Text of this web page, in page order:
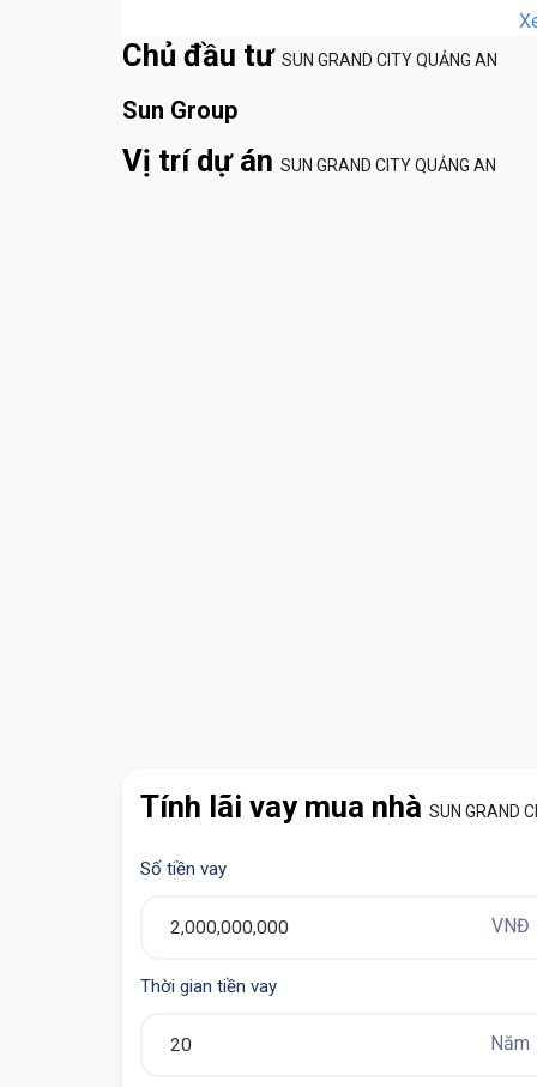
– Nội thất
căn hộ
– Cộng
Chủ đầu tư SUN GRAND CITY QUẢNG AN
Sun Group
Vị trí dự án SUN GRAND CITY QUẢNG AN
Tính lãi vay mua nhà SUN GRAND
Số tiền vay
VNĐ
Thời gian tiền vay
Năm